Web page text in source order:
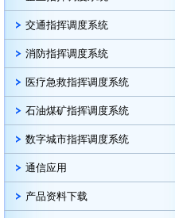
交通指挥调度系统
消防指挥调度系统
医疗急救指挥调度系统
石油煤矿指挥调度系统
数字城市指挥调度系统
通信应用
产品资料下载